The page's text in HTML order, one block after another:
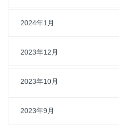
2024年1月
2023年12月
2023年10月
2023年9月